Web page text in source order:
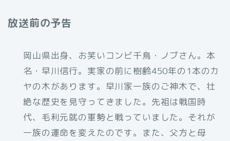
放送前の予告
岡山県出身、お笑いコンビ千鳥・ノブさん。本
名・早川信行。実家の前に樹齢450年の1本のカ
ヤの木があります。早川家一族のご神木で、壮
絶な歴史を見守ってきました。先祖は戦国時
代、毛利元就の軍勢と戦っていました。それが
一族の運命を変えたのです。また、父方と母